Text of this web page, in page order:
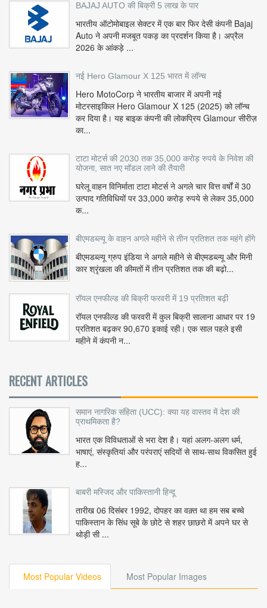
BAJAJ AUTO की बिक्री 5 लाख के पार
भारतीय ऑटोमोबाइल सेक्टर में एक बार फिर देसी कंपनी Bajaj
Auto ने अपनी मजबूत पकड़ का प्रदर्शन किया है। अप्रैल
2026 के आंकड़े ...
नई Hero Glamour X 125 भारत में लॉन्च
Hero MotoCorp ने भारतीय बाजार में अपनी नई
मोटरसाइकिल Hero Glamour X 125 (2025) को लॉन्च
कर दिया है। यह बाइक कंपनी की लोकप्रिय Glamour सीरीज़
का...
टाटा मोटर्स की 2030 तक 35,000 करोड़ रुपये के निवेश की
योजना, सात नए मॉडल लाने की तैयारी
घरेलू वाहन विनिर्माता टाटा मोटर्स ने अगले चार वित्त वर्षों में 30
उत्पाद गतिविधियों पर 33,000 करोड़ रुपये से लेकर 35,000
क...
बीएमडब्ल्यू के वाहन अगले महीने से तीन प्रतिशत तक महंगे होंगे
बीएमडब्ल्यू ग्रुप इंडिया ने अगले महीने से बीएमडब्ल्यू और मिनी
कार श्रृंखला की कीमतों में तीन प्रतिशत तक की बढ़ो...
रॉयल एनफील्ड की बिक्री फरवरी में 19 प्रतिशत बढ़ी
रॉयल एनफील्ड की फरवरी में कुल बिक्री सालाना आधार पर 19
प्रतिशत बढ़कर 90,670 इकाई रही। एक साल पहले इसी
महीने में कंपनी न...
RECENT ARTICLES
समान नागरिक संहिता (UCC): क्या यह वास्तव में देश की
प्राथमिकता है?
भारत एक विविधताओं से भरा देश है। यहां अलग-अलग धर्म,
भाषाएं, संस्कृतियां और परंपराएं सदियों से साथ-साथ विकसित हुई
ह...
बाबरी मस्जिद और पाकिस्तानी हिन्दू
तारीख 06 दिसंबर 1992, दोपहर का वक़्त था हम सब बच्चे
पाकिस्तान के सिंध सूबे के छोटे से शहर छाछरो में अपने घर से
थोड़ी सी ...
Most Popular Videos Most Popular Images